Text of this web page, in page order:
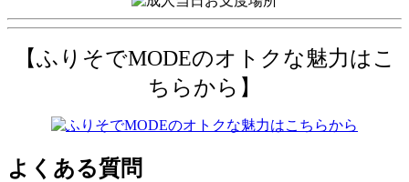
【ふりそでMODEのオトクな魅力はこ
ちらから】
よくある質問